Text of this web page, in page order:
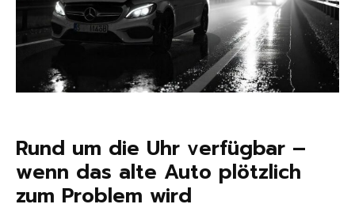
Rund um die Uhr verfügbar –
wenn das alte Auto plötzlich
zum Problem wird